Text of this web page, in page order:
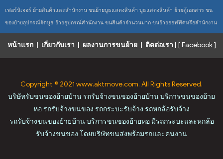
เฟอร์นิเจอร์ ย้ายสินค้าและสำนักงาน ขนย้ายบูธแสดงสินค้า บูธแสดงสินค้า ย้ายตู้เอกสาร ขน
ของย้ายอุปกรณ์จัดบูธ ย้ายอุปกรณ์สำนักงาน ขนสินค้าจำนวนมาก ขนย้ายออฟฟิศหรือสำนักงาน
หน้าแรก| เกี่ยวกับเรา | ผลงานการขนย้าย| ติดต่อเรา | [ Facebook ]
Copyright © 2021 www.aktmove.com. All Rights Reserved.
บริษัทรับขนของย้ายบ้าน รถรับจ้างขนของย้ายบ้าน บริการขนของย้าย
หอ รถรับจ้างขนของ รถกระบะรับจ้าง รถหกล้อรับจ้าง
รถรับจ้างขนของย้ายบ้าน บริการขนของย้ายหอ มีรถกระบะและหกล้อ
รับจ้างขนของ โดยบริษัทขนส่งพร้อมรถและคนงาน